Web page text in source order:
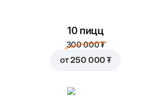
10 пицц
300 000 ₮
от250 000 ₮